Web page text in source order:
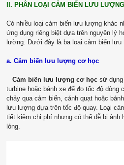
II. PHÂN LOẠI CẢM BIẾN LƯU LƯỢNG
Có nhiều loại cảm biến lưu lượng khác
ứng dụng riêng biệt dựa trên nguyên lý
lường. Dưới đây là ba loại cảm biến lưu
a. Cảm biến lưu lượng cơ học
Cảm biến lưu lượng cơ họcsử dụng
turbine hoặc bánh xe để đo tốc độ dòng
chảy qua cảm biến, cánh quạt hoặc
lưu lượng dựa trên tốc độ quay. Loại
tiết kiệm chi phí nhưng có thể dễ bị ảnh
lỏng.